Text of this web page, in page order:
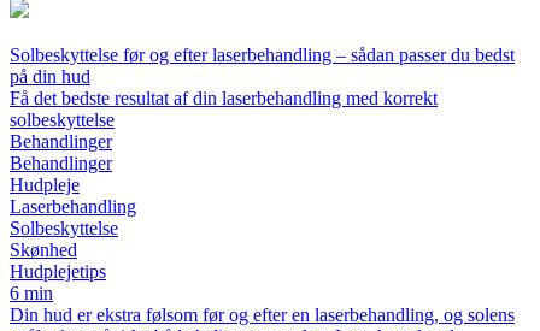
Solbeskyttelse før og efter laserbehandling – sådan passer du bedst
på din hud
Få det bedste resultat af din laserbehandling med korrekt
solbeskyttelse
Behandlinger
Behandlinger
Hudpleje
Laserbehandling
Solbeskyttelse
Skønhed
Hudplejetips
6 min
Din hud er ekstra følsom før og efter en laserbehandling, og solens